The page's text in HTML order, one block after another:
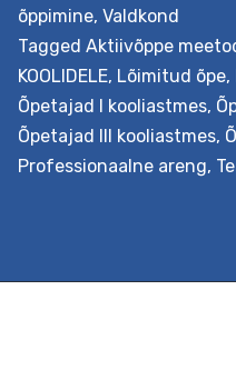
teemaõpet lähtudes
on inspiratsiooniks ja
Continue reading
koolis
õppimine, Valdkond
Tagged Aktiivõppe
KOOLIDELE, Lõimitud õpe,
Õpetajad I kooliastmes,
Õpetajad III kooliastmes,
Professionaalne areng,